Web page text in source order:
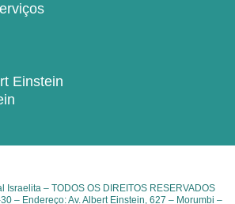
Einstein
– TODOS OS DIREITOS RESERVADOS
– Endereço: Av. Albert Einstein, 627 – Morumbi –